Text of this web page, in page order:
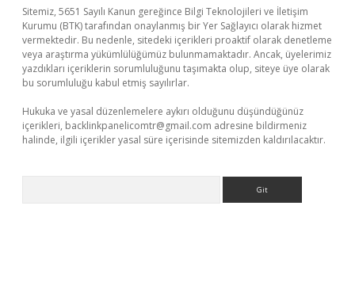
Sitemiz, 5651 Sayılı Kanun gereğince Bilgi Teknolojileri ve İletişim
Kurumu (BTK) tarafından onaylanmış bir Yer Sağlayıcı olarak hizmet
vermektedir. Bu nedenle, sitedeki içerikleri proaktif olarak denetleme
veya araştırma yükümlülüğümüz bulunmamaktadır. Ancak, üyelerimiz
yazdıkları içeriklerin sorumluluğunu taşımakta olup, siteye üye olarak
bu sorumluluğu kabul etmiş sayılırlar.
Hukuka ve yasal düzenlemelere aykırı olduğunu düşündüğünüz
içerikleri, backlinkpanelicomtr@gmail.com adresine bildirmeniz
halinde, ilgili içerikler yasal süre içerisinde sitemizden kaldırılacaktır.